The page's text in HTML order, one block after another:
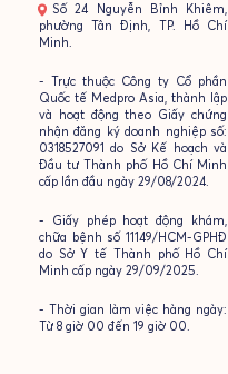
- Số 24 Nguyễn Bỉnh Khiêm,
phường Tân Định, TP. Hồ Chí
Minh.
- Trực thuộc Công ty Cổ phần
Quốc tế Medpro Asia, thành lập
và hoạt động theo Giấy chứng
nhận đăng ký doanh nghiệp số:
0318527091 do Sở Kế hoạch và
Đầu tư Thành phố Hồ Chí Minh
cấp lần đầu ngày 29/08/2024.
- Giấy phép hoạt động khám,
chữa bệnh số 11149/HCM-GPHĐ
do Sở Y tế Thành phố Hồ Chí
Minh cấp ngày 29/09/2025.
- Thời gian làm việc hàng ngày:
Từ 8 giờ 00 đến 19 giờ 00.